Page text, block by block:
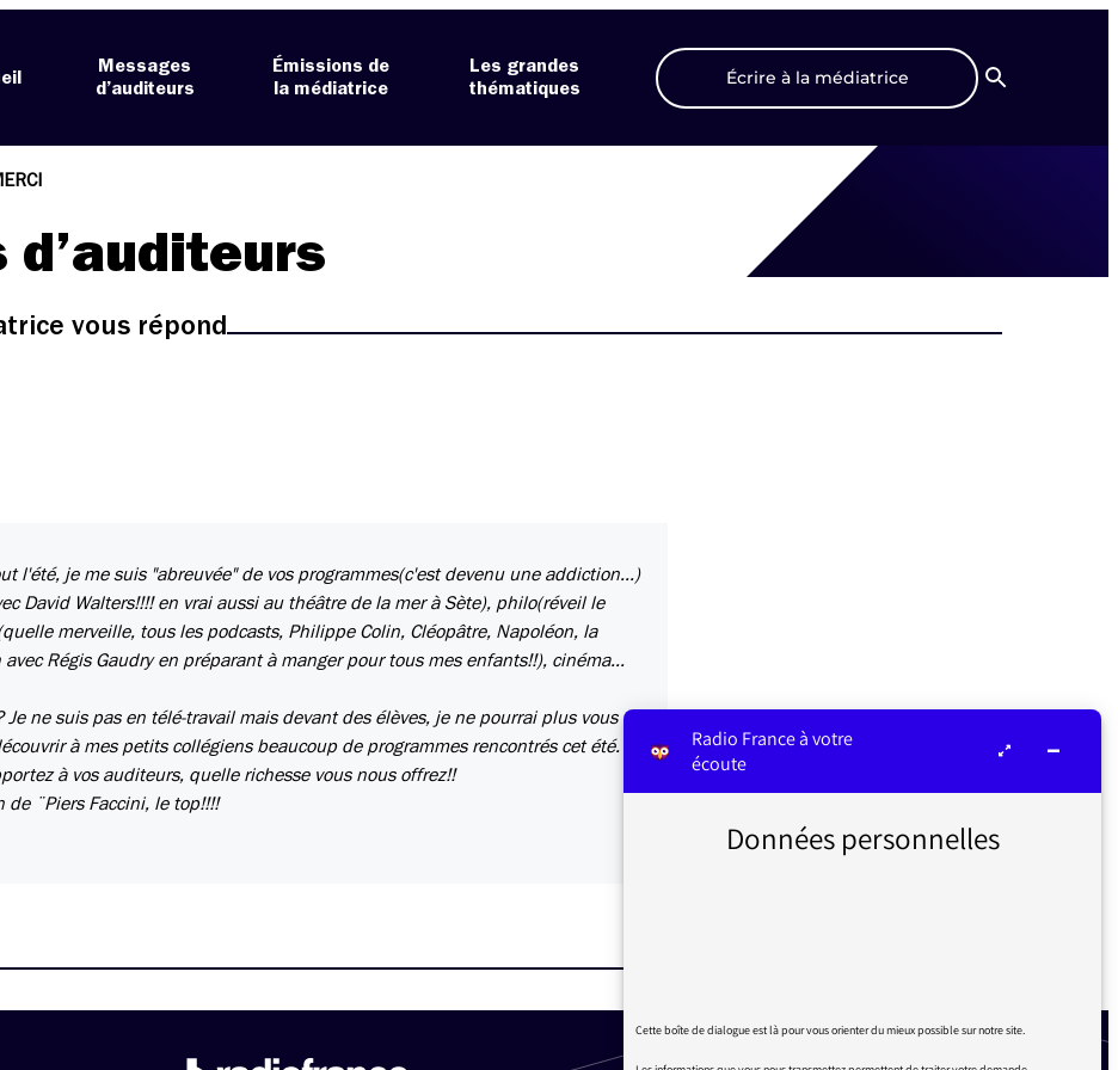
Messages
d’auditeurs
Émissions de
la médiatrice
Les grandes
thématiques
Écrire à la médiatrice
Recherche
d’auditeurs
vous répond
l'été, je me suis "abreuvée" de vos programmes(c'est devenu une addiction...)
David Walters!!!! en vrai aussi au théâtre de la mer à Sète), philo(réveil le
merveille, tous les podcasts, Philippe Colin, Cléopâtre, Napoléon, la
Régis Gaudry en préparant à manger pour tous mes enfants!!), cinéma...
ne suis pas en télé-travail mais devant des élèves, je ne pourrai plus vous
à mes petits collégiens beaucoup de programmes rencontrés cet été.
à vos auditeurs, quelle richesse vous nous offrez!!
de ¨Piers Faccini, le top!!!!
Radio France à votre
écoute
Données personnelles
Cette boîte de dialogue est là pour vous orienter du mieux possible sur notre site.